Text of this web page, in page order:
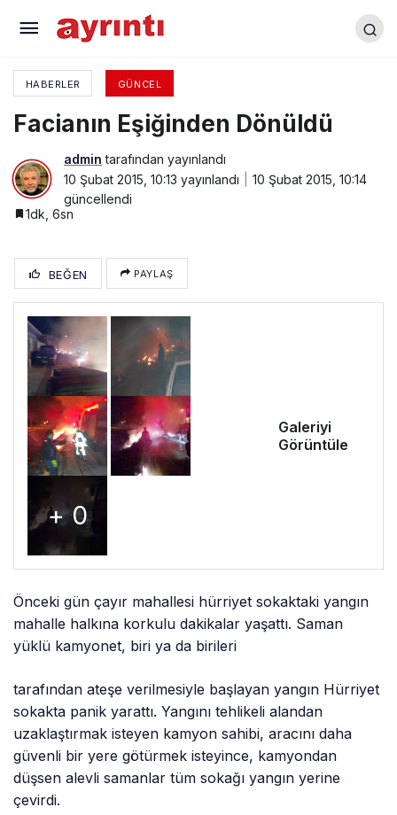
HABERLER GÜNCEL
Facianın Eşiğinden Dönüldü
admin tarafından yayınlandı
10 Şubat 2015, 10:13 yayınlandı
10 Şubat 2015, 10:14
güncellendi
1dk, 6sn
BEĞEN PAYLAŞ
+ 0
Galeriyi
Görüntüle
Önceki gün çayır mahallesi hürriyet sokaktaki yangın
mahalle halkına korkulu dakikalar yaşattı. Saman
yüklü kamyonet, biri ya da birileri
tarafından ateşe verilmesiyle başlayan yangın Hürriyet
sokakta panik yarattı. Yangını tehlikeli alandan
uzaklaştırmak isteyen kamyon sahibi, aracını daha
güvenli bir yere götürmek isteyince, kamyondan
düşsen alevli samanlar tüm sokağı yangın yerine
çevirdi.
Başkan Çelik, Cumhurbaşkanı’nı Karşıladı